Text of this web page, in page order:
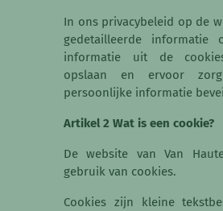
In ons privacybeleid op de
gedetailleerde informatie
informatie uit de
opslaan en ervoor
persoonlijke informatie
Artikel 2 Wat is een cookie?
De website van Van
gebruik van cookies.
Cookies zijn kleine